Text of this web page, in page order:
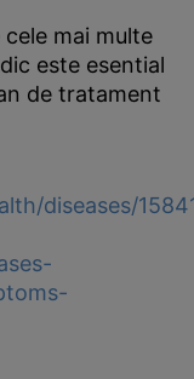
mai multe
este esential
de tratament
diseases/